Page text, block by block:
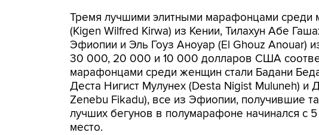
Тремя лучшими элитными марафонцами среди
(Kigen Wilfred Kirwa) из Кении, Тилахун Абе
Эфиопии и Эль Гоуз Аноуар (El Ghouz Anouar)
30 000, 20 000 и 10 000 долларов США
марафонцами среди женщин стали Бадани
Деста Нигист Мулунех (Desta Nigist Muluneh)
Zenebu Fikadu), все из Эфиопии, получившие
лучших бегунов в полумарафоне начинался
место.